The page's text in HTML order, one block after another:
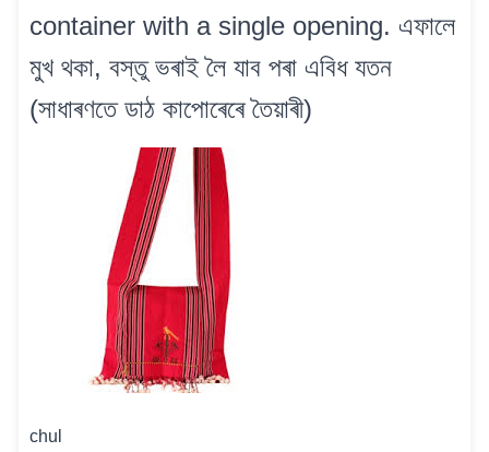
container with a single opening. এফালে
মুখ থকা, বস্তু ভৰাই লৈ যাব পৰা এবিধ যতন
(সাধাৰণতে ডাঠ কাপোৰেৰে তৈয়াৰী)
chul